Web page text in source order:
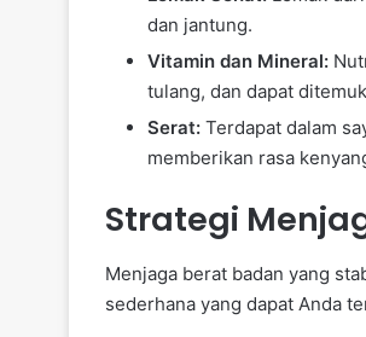
dan jantung.
Vitamin dan Mineral:
tulang, dan dapat
Serat: Terdapat dalam
memberikan rasa
Strategi
Menjaga berat badan yang
sederhana yang dapat Anda